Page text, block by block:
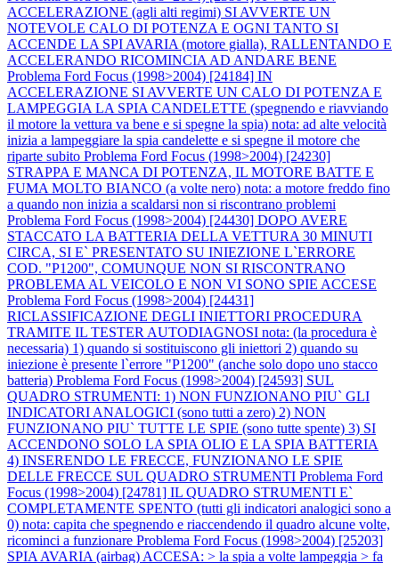
ACCELERAZIONE (agli alti regimi) SI AVVERTE UN
NOTEVOLE CALO DI POTENZA E OGNI TANTO SI
ACCENDE LA SPI AVARIA (motore gialla), RALLENTANDO E
ACCELERANDO RICOMINCIA AD ANDARE BENE
Problema Ford Focus (1998>2004) [24184] IN
ACCELERAZIONE SI AVVERTE UN CALO DI POTENZA E
LAMPEGGIA LA SPIA CANDELETTE (spegnendo e riavviando
il motore la vettura va bene e si spegne la spia) nota: ad alte velocità
inizia a lampeggiare la spia candelette e si spegne il motore che
riparte subito Problema Ford Focus (1998>2004) [24230]
STRAPPA E MANCA DI POTENZA, IL MOTORE BATTE E
FUMA MOLTO BIANCO (a volte nero) nota: a motore freddo fino
a quando non inizia a scaldarsi non si riscontrano problemi
Problema Ford Focus (1998>2004) [24430] DOPO AVERE
STACCATO LA BATTERIA DELLA VETTURA 30 MINUTI
CIRCA, SI E` PRESENTATO SU INIEZIONE L`ERRORE
COD. "P1200", COMUNQUE NON SI RISCONTRANO
PROBLEMA AL VEICOLO E NON VI SONO SPIE ACCESE
Problema Ford Focus (1998>2004) [24431]
RICLASSIFICAZIONE DEGLI INIETTORI PROCEDURA
TRAMITE IL TESTER AUTODIAGNOSI nota: (la procedura è
necessaria) 1) quando si sostituiscono gli iniettori 2) quando su
iniezione è presente l`errore "P1200" (anche solo dopo uno stacco
batteria) Problema Ford Focus (1998>2004) [24593] SUL
QUADRO STRUMENTI: 1) NON FUNZIONANO PIU` GLI
INDICATORI ANALOGICI (sono tutti a zero) 2) NON
FUNZIONANO PIU` TUTTE LE SPIE (sono tutte spente) 3) SI
ACCENDONO SOLO LA SPIA OLIO E LA SPIA BATTERIA
4) INSERENDO LE FRECCE, FUNZIONANO LE SPIE
DELLE FRECCE SUL QUADRO STRUMENTI Problema Ford
Focus (1998>2004) [24781] IL QUADRO STRUMENTI E`
COMPLETAMENTE SPENTO (tutti gli indicatori analogici sono a
0) nota: capita che spegnendo e riaccendendo il quadro alcune volte,
ricominci a funzionare Problema Ford Focus (1998>2004) [25203]
SPIA AVARIA (airbag) ACCESA: > la spia a volte lampeggia > fa